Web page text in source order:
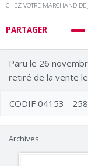
CHEZ VOTRE MARCHAND
PARTAGER
Paru le 26
retiré de la vente
CODIF 04153 - 258
Archives